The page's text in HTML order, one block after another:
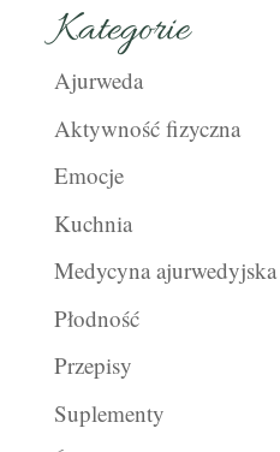
Kategorie
Ajurweda
Aktywność fizyczna
Emocje
Kuchnia
Medycyna ajurwedyjska
Płodność
Przepisy
Suplementy